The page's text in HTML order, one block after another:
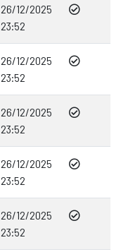
26/12/2025
23:52
26/12/2025
23:52
26/12/2025
23:52
26/12/2025
23:52
26/12/2025
23:52